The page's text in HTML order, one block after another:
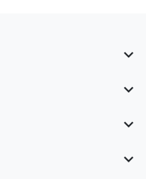



